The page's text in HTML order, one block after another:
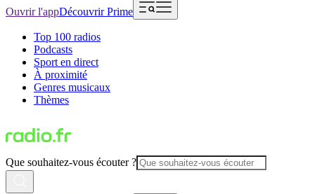
Ouvrir l'appDécouvrir Prime
Top 100 radios
Podcasts
Sport en direct
À proximité
Genres musicaux
Thèmes
Que souhaitez-vous écouter ?